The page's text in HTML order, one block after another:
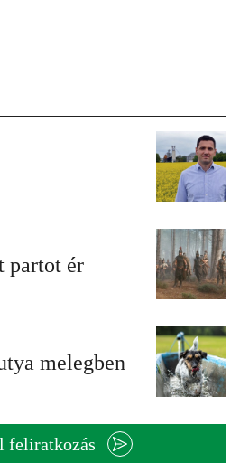
partot ér
melegben
feliratkozás